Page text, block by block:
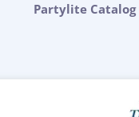
Partylite Catalog